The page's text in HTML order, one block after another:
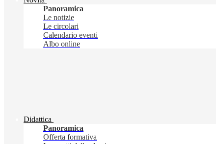
Panoramica
Le notizie
Le circolari
Calendario eventi
Albo online
Didattica
Panoramica
Offerta formativa